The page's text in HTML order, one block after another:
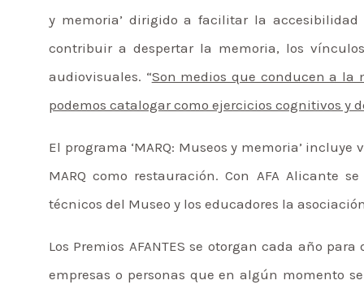
y memoria’ dirigido a facilitar la accesibilidad
contribuir a despertar la memoria, los
audiovisuales. “Son medios que conducen a la
podemos catalogar como ejercicios cognitivos y
El programa ‘MARQ: Museos y memoria’
MARQ como restauración. Con AFA Alicante
técnicos del Museo y los educadores la
Los Premios AFANTES se otorgan cada año
empresas o personas que en algún momento